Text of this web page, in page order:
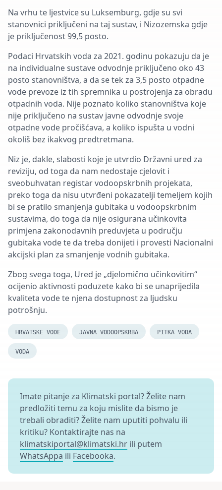
Na vrhu te ljestvice su Luksemburg, gdje su svi
stanovnici priključeni na taj sustav, i Nizozemska gdje
je priključenost 99,5 posto.
Podaci Hrvatskih voda za 2021. godinu pokazuju da je
na individualne sustave odvodnje priključeno oko 43
posto stanovništva, a da se tek za 3,5 posto otpadne
vode prevoze iz tih spremnika u postrojenja za obradu
otpadnih voda. Nije poznato koliko stanovništva koje
nije priključeno na sustav javne odvodnje svoje
otpadne vode pročišćava, a koliko ispušta u vodni
okoliš bez ikakvog predtretmana.
Niz je, dakle, slabosti koje je utvrdio Državni ured za
reviziju, od toga da nam nedostaje cjelovit i
sveobuhvatan registar vodoopskrbnih projekata,
preko toga da nisu utvrđeni pokazatelji temeljem kojih
bi se pratilo smanjenja gubitaka u vodoopskrbnim
sustavima, do toga da nije osigurana učinkovita
primjena zakonodavnih preduvjeta u području
gubitaka vode te da treba donijeti i provesti Nacionalni
akcijski plan za smanjenje vodnih gubitaka.
Zbog svega toga, Ured je „djelomično učinkovitim“
ocijenio aktivnosti poduzete kako bi se unaprijedila
kvaliteta vode te njena dostupnost za ljudsku
potrošnju.
HRVATSKE VODE JAVNA VODOOPSKRBA PITKA VODA
VODA
Imate pitanje za Klimatski portal? Želite nam
predložiti temu za koju mislite da bismo je
trebali obraditi? Želite nam uputiti pohvalu ili
kritiku? Kontaktirajte nas na
klimatskiportal@klimatski.hr ili putem
WhatsAppa ili Facebooka.